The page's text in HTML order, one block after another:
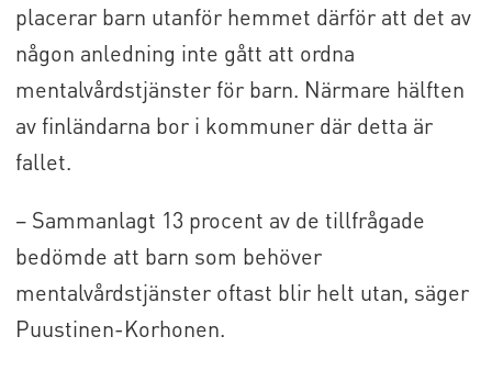
placerar barn utanför hemmet därför att det av
någon anledning inte gått att ordna
mentalvårdstjänster för barn. Närmare hälften
av finländarna bor i kommuner där detta är
fallet.
– Sammanlagt 13 procent av de tillfrågade
bedömde att barn som behöver
mentalvårdstjänster oftast blir helt utan, säger
Puustinen-Korhonen.